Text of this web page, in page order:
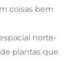
coisas bem
norte-
plantas que